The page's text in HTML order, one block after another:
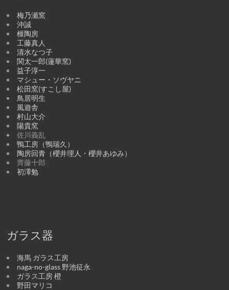
梅乃瀬窯
沖誠
榧陶房
工藤真人
清水なつ子
関太一郎(蓮華窯)
益子淳一
マシュー・ソヴヤニ
松田窯(すこし屋)
鳥居明生
風遊舎
村山大介
陽貴窯
佐川義乱
鴨工房（鴨瑞久）
陶房回青（櫻井理人・櫻井あゆみ）
齊藤十郎
初澤勉
ガラス器
海馬 ガラス工房
naga-no-glass 野池征永
ガラス工房 橙
野田マリコ